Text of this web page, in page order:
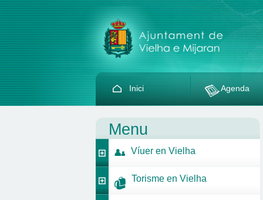
Inici Agenda
Menu
Víuer en Vielha
Torisme en Vielha